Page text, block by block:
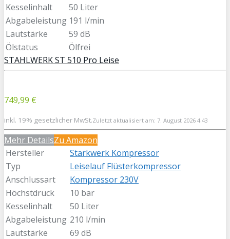
Kesselinhalt
50 Liter
Abgabeleistung 191 l/min
Lautstärke
59 dB
Ölstatus
Ölfrei
STAHLWERK ST 510 Pro Leise
749,99 €
inkl. 19% gesetzlicher MwSt.Zuletzt aktualisiert am: 7. August 2026 4:43
Mehr DetailsZu Amazon
Hersteller
Starkwerk Kompressor
Typ
Leiselauf Flüsterkompressor
Anschlussart
Kompressor 230V
Höchstdruck
10 bar
Kesselinhalt
50 Liter
Abgabeleistung 210 l/min
Lautstärke
69 dB